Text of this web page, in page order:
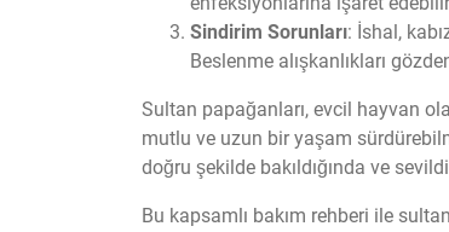
Sindirim Sorunları: İshal,
Beslenme alışkanlıkları
Sultan papağanları, evcil hayvan
mutlu ve uzun bir yaşam
doğru şekilde bakıldığında ve
Bu kapsamlı bakım rehberi ile